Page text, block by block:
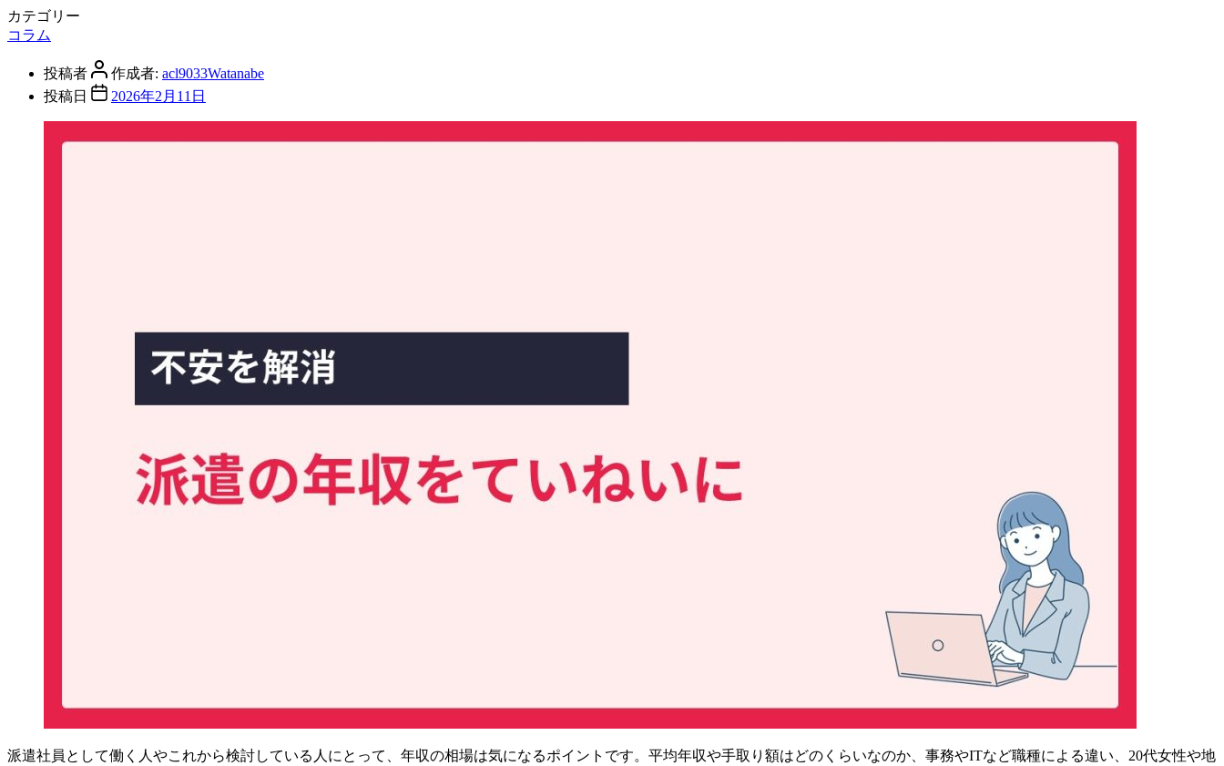
カテゴリー
コラム
投稿者 作成者: acl9033Watanabe
投稿日
2026年2月11日
派遣社員として働く人やこれから検討している人にとって、年収の相場は気になるポイントです。平均年収や手取り額はどのくらいなのか、事務やITなど職種による違い、20代女性や地